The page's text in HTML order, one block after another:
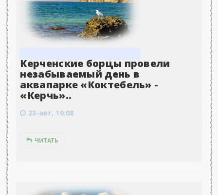
Керченские борцы провели
незабываемый день в
аквапарке «Коктебель» -
«Керчь»..
23-авг, 10:08
ЧИТАТЬ